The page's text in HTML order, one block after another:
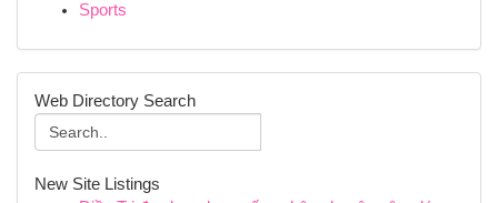
Sports
Web Directory Search
New Site Listings